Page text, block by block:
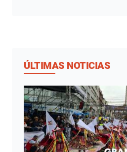
ÚLTIMAS NOTICIAS